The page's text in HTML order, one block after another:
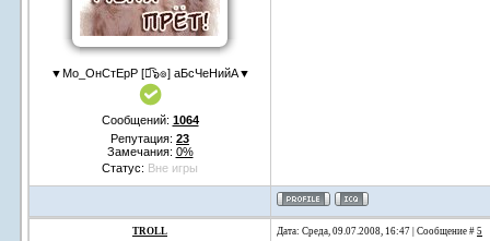
▼Мо_ОнСтЕрР [๏͡๖๏] аБсЧеНийА▼
Сообщений: 1064
Репутация: 23
Замечания: 0%
Статус: Вне игры
TROLL Дата: Среда, 09.07.2008, 16:47 | Сообщение # 5